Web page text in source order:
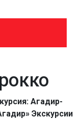
Агадир-
Экскурсии